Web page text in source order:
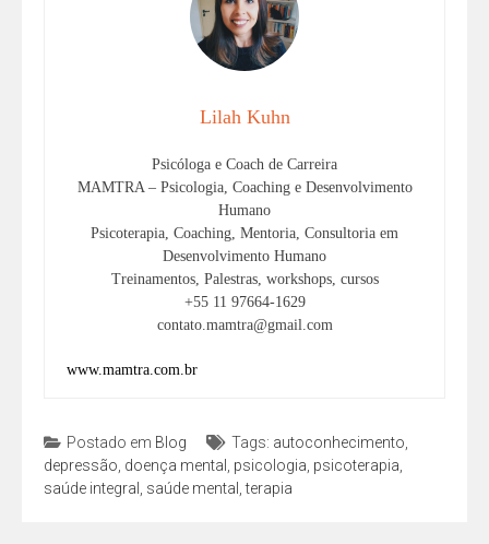
Lilah Kuhn
Psicóloga e Coach de Carreira
MAMTRA – Psicologia, Coaching e Desenvolvimento
Humano
Psicoterapia, Coaching, Mentoria, Consultoria em
Desenvolvimento Humano
Treinamentos, Palestras, workshops, cursos
+55 11 97664-1629
contato.mamtra@gmail.com
www.mamtra.com.br
Postado em Blog Tags: autoconhecimento
depressão doença mental psicologia psicoterapia
saúde integral saúde mental ,terapia